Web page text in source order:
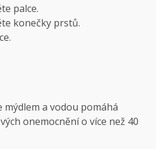
palce.
konečky prstů.
a vodou pomáhá
onemocnění o více než 40